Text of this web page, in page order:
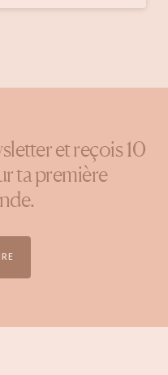
et reçois 10
ta première